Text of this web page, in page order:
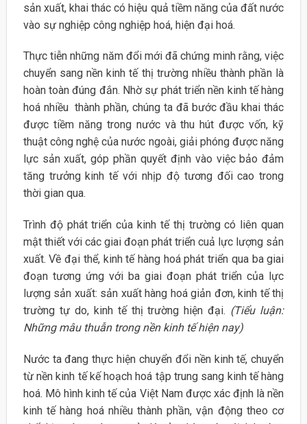
sản xuất, khai thác có hiệu quả tiềm năng của đất nước
vào sự nghiệp công nghiệp hoá, hiện đại hoá.
Thực tiễn những năm đổi mới đã chứng minh rằng, việc
chuyển sang nền kinh tế thị trường nhiều thành phần là
hoàn toàn đúng đắn. Nhờ sự phát triển nền kinh tế hàng
hoá nhiều thành phần, chúng ta đã bước đầu khai thác
được tiềm năng trong nước và thu hút được vốn, kỹ
thuật công nghệ của nước ngoài, giải phóng được năng
lực sản xuất, góp phần quyết định vào việc bảo đảm
tăng trưởng kinh tế với nhịp độ tương đối cao trong
thời gian qua.
Trình độ phát triển của kinh tế thị trường có liên quan
mật thiết với các giai đoạn phát triển cuả lực lượng sản
xuất. Về đại thể, kinh tế hàng hoá phát triển qua ba giai
đoạn tương ứng với ba giai đoạn phát triển của lực
lượng sản xuất: sản xuất hàng hoá giản đơn, kinh tế thị
trường tự do, kinh tế thị trường hiện đại. (Tiểu luận:
Những mâu thuẫn trong nền kinh tế hiện nay)
Nước ta đang thực hiện chuyển đổi nền kinh tế, chuyển
từ nền kinh tế kế hoạch hoá tập trung sang kinh tế hàng
hoá. Mô hình kinh tế của Việt Nam được xác định là nền
kinh tế hàng hoá nhiều thành phần, vận động theo cơ